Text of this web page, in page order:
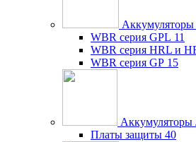
WBR серия GPL 11
WBR серия HRL и
WBR серия GP 15
Платы защиты 40